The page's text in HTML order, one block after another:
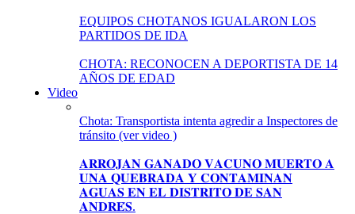
EQUIPOS CHOTANOS IGUALARON LOS
PARTIDOS DE IDA
CHOTA: RECONOCEN A DEPORTISTA DE 14
AÑOS DE EDAD
Video
Chota: Transportista intenta agredir a Inspectores de
tránsito (ver video )
𝐀𝐑𝐑𝐎𝐉𝐀𝐍 𝐆𝐀𝐍𝐀𝐃𝐎 𝐕𝐀𝐂𝐔𝐍𝐎 𝐌𝐔𝐄𝐑𝐓𝐎 𝐀
𝐔𝐍𝐀 𝐐𝐔𝐄𝐁𝐑𝐀𝐃𝐀 𝐘 𝐂𝐎𝐍𝐓𝐀𝐌𝐈𝐍𝐀𝐍
𝐀𝐆𝐔𝐀𝐒 𝐄𝐍 𝐄𝐋 𝐃𝐈𝐒𝐓𝐑𝐈𝐓𝐎 𝐃𝐄 𝐒𝐀𝐍
𝐀𝐍𝐃𝐑𝐄́𝐒.